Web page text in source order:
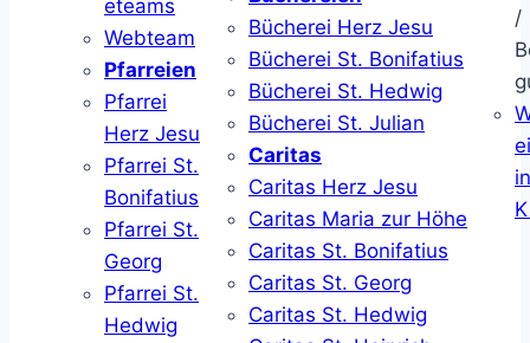
eteams
Webteam
Pfarreien
Pfarrei
Herz Jesu
Pfarrei St.
Bonifatius
Pfarrei St.
Georg
Pfarrei St.
Hedwig
Bücherei Herz Jesu
Bücherei St. Bonifatius
Bücherei St. Hedwig
Bücherei St. Julian
Caritas
Caritas Herz Jesu
Caritas Maria zur Höhe
Caritas St. Bonifatius
Caritas St. Georg
Caritas St. Hedwig
/